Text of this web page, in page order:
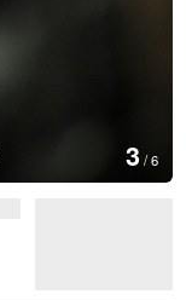
4 /6